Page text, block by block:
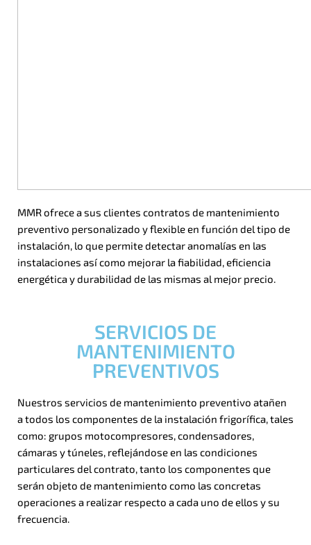
MMR ofrece a sus clientes contratos de mantenimiento
preventivo personalizado y flexible en función del tipo de
instalación, lo que permite detectar anomalías en las
instalaciones así como mejorar la fiabilidad, eficiencia
energética y durabilidad de las mismas al mejor precio.
SERVICIOS DE
MANTENIMIENTO
PREVENTIVOS
Nuestros servicios de mantenimiento preventivo atañen
a todos los componentes de la instalación frigorífica, tales
como: grupos motocompresores, condensadores,
cámaras y túneles, reflejándose en las condiciones
particulares del contrato, tanto los componentes que
serán objeto de mantenimiento como las concretas
operaciones a realizar respecto a cada uno de ellos y su
frecuencia.